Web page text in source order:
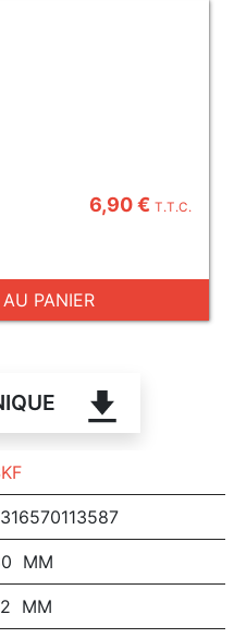
6,90 €T.T.C.
PANIER
MM
MM